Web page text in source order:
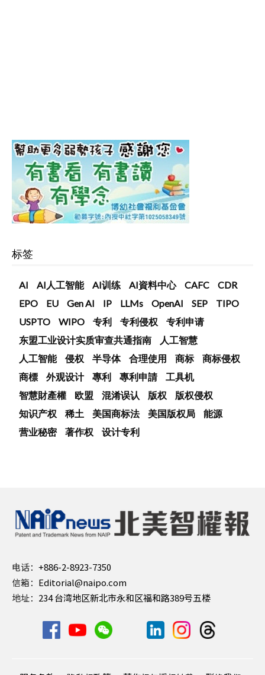
标签
AI AI人工智能 AI训练 AI資料中心 CAFC
CDR
EPO
EU Gen AI IP LLMs OpenAI SEP
TIPO
USPTO
WIPO 专利 专利侵权
专利申请
东盟工业设计实质审查共通指南
人工智慧
人工智能
侵权 半导体 合理使用 商标
商标侵权
商標
外观设计 專利 專利申請
工具机
智慧財產權
欧盟 混淆误认 版权
版权侵权
知识产权
稀土 美国商标法 美国版权局
能源
营业秘密
著作权 设计专利
电话： +886-2-8923-7350
信箱： Editorial@naipo.com
地址： 234 台湾地区新北市永和区福和路389号五楼